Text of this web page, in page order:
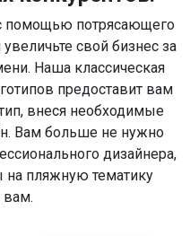
помощью потрясающего
свой бизнес за
Наша классическая
предоставит вам
внеся необходимые
Вам больше не нужно
дизайнера,
на пляжную тематику
вам.